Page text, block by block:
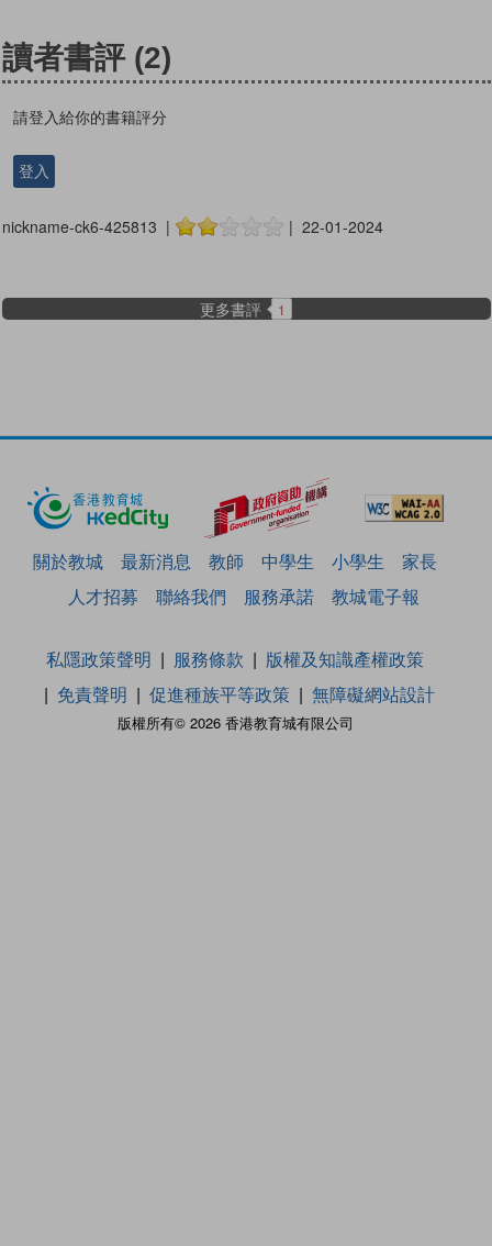
讀者書評 (2)
請登入給你的書籍評分
登入
nickname-ck6-425813 | | 22-01-2024
更多書評 1
關於教城 最新消息 教師 中學生 小學生
家長
人才招募
聯絡我們 服務承諾 教城電子報
版權所有© 2026 香港教育城有限公司
私隱政策聲明 服務條款
版權及知識產權政策
免責聲明
促進種族平等政策 無障礙網站設計